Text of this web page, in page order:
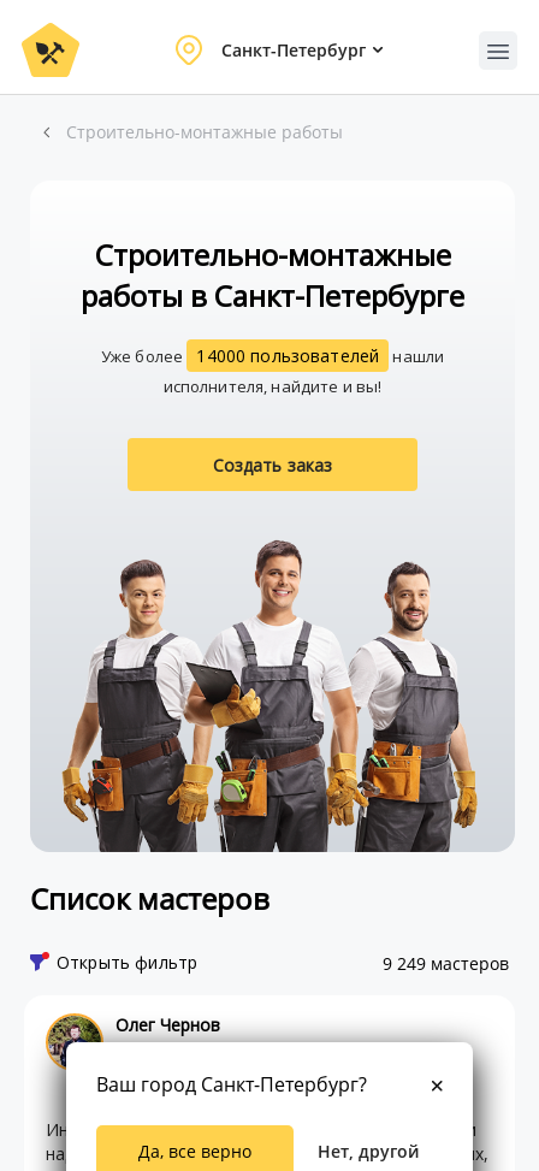
Санкт-Петербург
Строительно-монтажные работы
Строительно-монтажные
работы в Санкт-Петербурге
Уже более 14000 пользователей
нашли
исполнителя, найдите и вы!
Создать заказ
Список мастеров
Открыть фильтр 9 249 мастеров
Олег Чернов
217.00
5 99отзывов
Инженер. Мастер-универсал. Опыт качественного и
надежного выполнения инженерных: сантехнических,
Ваш город Санкт-Петербург?
Да, все верно Нет, другой